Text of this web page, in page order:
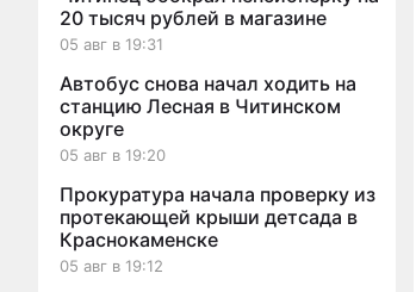
20 тысяч рублей в магазине
05 авг в 19:31
Автобус снова начал ходить на
станцию Лесная в Читинском
округе
05 авг в 19:20
Прокуратура начала проверку из
протекающей крыши детсада в
Краснокаменске
05 авг в 19:12